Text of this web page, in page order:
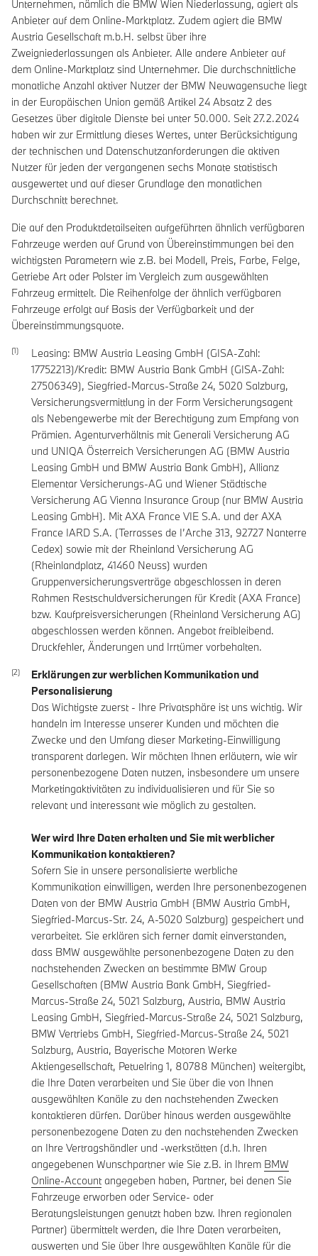
Unternehmen, nämlich die BMW Wien Niederlassung, agiert als
Anbieter auf dem Online-Marktplatz. Zudem agiert die BMW
Austria Gesellschaft m.b.H. selbst über ihre
Zweigniederlassungen als Anbieter. Alle andere Anbieter auf
dem Online-Marktplatz sind Unternehmer. Die durchschnittliche
monatliche Anzahl aktiver Nutzer der BMW Neuwagensuche liegt
in der Europäischen Union gemäß Artikel 24 Absatz 2 des
Gesetzes über digitale Dienste bei unter 50.000. Seit 27.2.2024
haben wir zur Ermittlung dieses Wertes, unter Berücksichtigung
der technischen und Datenschutzanforderungen die aktiven
Nutzer für jeden der vergangenen sechs Monate statistisch
ausgewertet und auf dieser Grundlage den monatlichen
Durchschnitt berechnet.
Die auf den Produktdetailseiten aufgeführten ähnlich verfügbaren
Fahrzeuge werden auf Grund von Übereinstimmungen bei den
wichtigsten Parametern wie z.B. bei Modell, Preis, Farbe, Felge,
Getriebe Art oder Polster im Vergleich zum ausgewählten
Fahrzeug ermittelt. Die Reihenfolge der ähnlich verfügbaren
Fahrzeuge erfolgt auf Basis der Verfügbarkeit und der
Übereinstimmungsquote.
Leasing: BMW Austria Leasing GmbH (GISA-Zahl:
17752213)/Kredit: BMW Austria Bank GmbH (GISA-Zahl:
27506349), Siegfried-Marcus-Straße 24, 5020 Salzburg,
Versicherungsvermittlung in der Form Versicherungsagent
als Nebengewerbe mit der Berechtigung zum Empfang von
Prämien. Agenturverhältnis mit Generali Versicherung AG
und UNIQA Österreich Versicherungen AG (BMW Austria
Leasing GmbH und BMW Austria Bank GmbH), Allianz
Elementar Versicherungs-AG und Wiener Städtische
Versicherung AG Vienna Insurance Group (nur BMW Austria
Leasing GmbH). Mit AXA France VIE S.A. und der AXA
France IARD S.A. (Terrasses de I’Arche 313, 92727 Nanterre
Cedex) sowie mit der Rheinland Versicherung AG
(Rheinlandplatz, 41460 Neuss) wurden
Gruppenversicherungsverträge abgeschlossen in deren
Rahmen Restschuldversicherungen für Kredit (AXA France)
bzw. Kaufpreisversicherungen (Rheinland Versicherung AG)
abgeschlossen werden können. Angebot freibleibend.
Druckfehler, Änderungen und Irrtümer vorbehalten.
Erklärungen zur werblichen Kommunikation und
Personalisierung
Das Wichtigste zuerst - Ihre Privatsphäre ist uns wichtig. Wir
handeln im Interesse unserer Kunden und möchten die
Zwecke und den Umfang dieser Marketing-Einwilligung
transparent darlegen. Wir möchten Ihnen erläutern, wie wir
personenbezogene Daten nutzen, insbesondere um unsere
Marketingaktivitäten zu individualisieren und für Sie so
relevant und interessant wie möglich zu gestalten.
Wer wird Ihre Daten erhalten und Sie mit werblicher
Kommunikation kontaktieren?
Sofern Sie in unsere personalisierte werbliche
Kommunikation einwilligen, werden Ihre personenbezogenen
Daten von der BMW Austria GmbH (BMW Austria GmbH,
Siegfried-Marcus-Str. 24, A-5020 Salzburg) gespeichert und
verarbeitet. Sie erklären sich ferner damit einverstanden,
dass BMW ausgewählte personenbezogene Daten zu den
nachstehenden Zwecken an bestimmte BMW Group
Gesellschaften (BMW Austria Bank GmbH, Siegfried-
Marcus-Straße 24, 5021 Salzburg, Austria, BMW Austria
Leasing GmbH, Siegfried-Marcus-Straße 24, 5021 Salzburg,
BMW Vertriebs GmbH, Siegfried-Marcus-Straße 24, 5021
Salzburg, Austria, Bayerische Motoren Werke
Aktiengesellschaft, Petuelring 1, 80788 München) weitergibt,
die Ihre Daten verarbeiten und Sie über die von Ihnen
ausgewählten Kanäle zu den nachstehenden Zwecken
kontaktieren dürfen. Darüber hinaus werden ausgewählte
personenbezogene Daten zu den nachstehenden Zwecken
an Ihre Vertragshändler und -werkstätten (d.h. Ihren
angegebenen Wunschpartner wie Sie z.B. in Ihrem BMW
Online-Accountangegeben haben, Partner, bei denen Sie
Fahrzeuge erworben oder Service- oder
Beratungsleistungen genutzt haben bzw. Ihren regionalen
Partner) übermittelt werden, die Ihre Daten verarbeiten,
auswerten und Sie über Ihre ausgewählten Kanäle für die